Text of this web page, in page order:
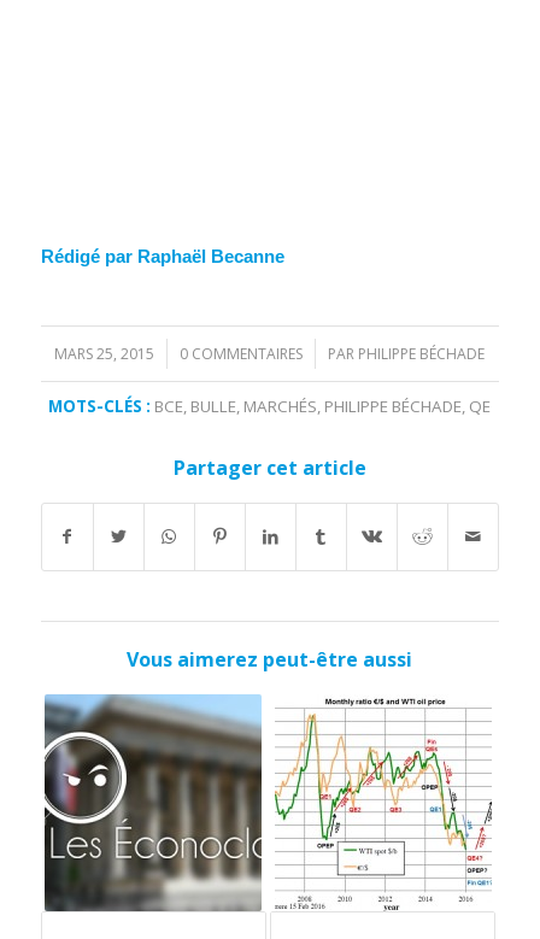
Rédigé par Raphaël Becanne
MARS 25, 2015
/ 0 COMMENTAIRES
/ PAR PHILIPPE BÉCHADE
MOTS-CLÉS : BCE, BULLE, MARCHÉS, PHILIPPE BÉCHADE, QE
Partager cet article
Vous aimerez peut-être aussi